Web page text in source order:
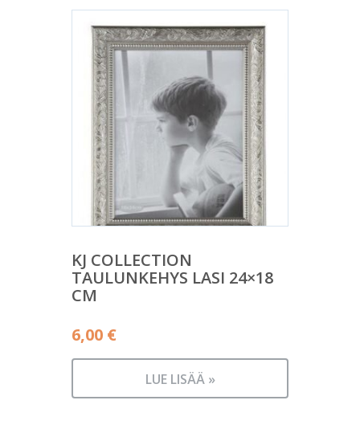
KJ COLLECTION
TAULUNKEHYS LASI 24×18
CM
6,00 €
LUE LISÄÄ »